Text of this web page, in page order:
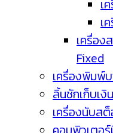
เ
เ
เครื่อง
Fixed
เครื่องพิมพ์
ลิ้นชักเก็บเงิ
เครื่องนับส